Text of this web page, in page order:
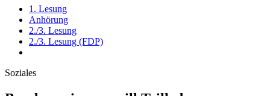
1. Lesung
Anhörung
2./3. Lesung
2./3. Lesung (FDP)
Soziales